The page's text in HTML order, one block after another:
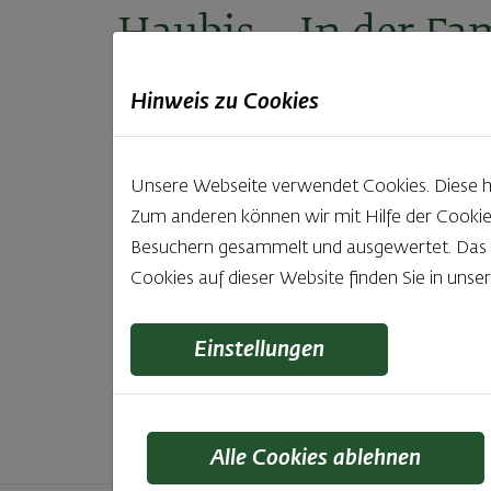
Haubis– In der
Produkte Backstuben
Unsere
Hinweis zu Cookies
Unsere Webseite verwendet Cookies. Diese
Zum anderen können wir mit Hilfe der
Besuchern gesammelt und ausgewertet.
Cookies auf dieser Website finden Sie in
Einstellungen
Alle Cookies ablehnen